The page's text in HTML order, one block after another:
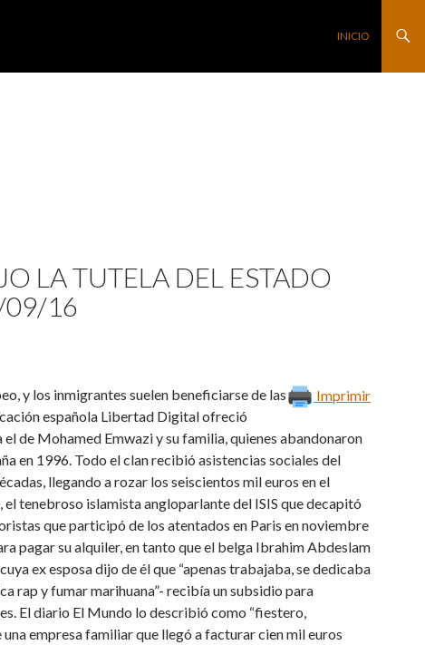
SALTAR AL
INICIO
LA TUTELA DEL ESTADO
09/16
Imprimir
y los inmigrantes suelen beneficiarse de las
española Libertad Digital ofreció
de Mohamed Emwazi y su familia, quienes abandonaron
en 1996. Todo el clan recibió asistencias sociales del
llegando a rozar los seiscientos mil euros en el
tenebroso islamista angloparlante del ISIS que decapitó
que participó de los atentados en Paris en noviembre
pagar su alquiler, en tanto que el belga Ibrahim Abdeslam
ex esposa dijo de él que “apenas trabajaba, se dedicaba
rap y fumar marihuana”- recibía un subsidio para
El diario El Mundo lo describió como “fiestero,
empresa familiar que llegó a facturar cien mil euros